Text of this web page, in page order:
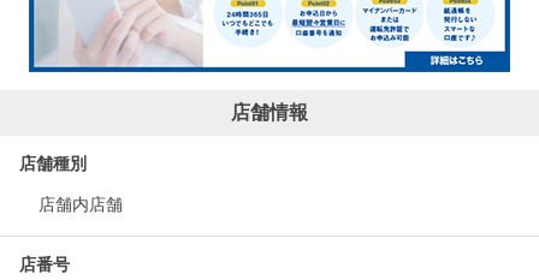
店舗情報
店舗種別
店舗内店舗
店番号